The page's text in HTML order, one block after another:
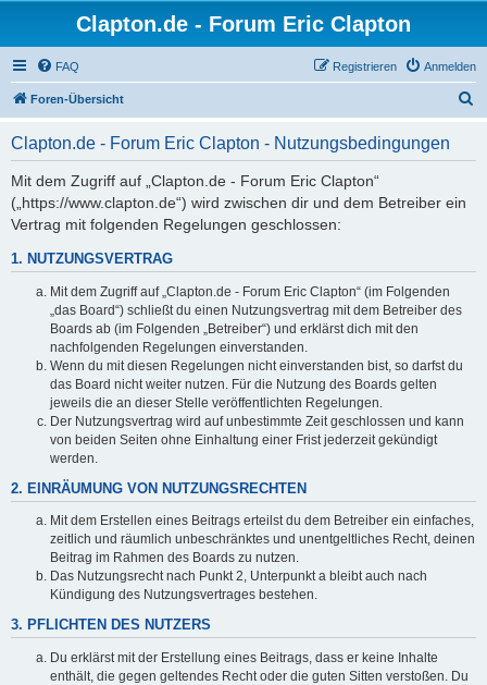
Clapton.de - Forum Eric Clapton
FAQ Anmelden
Registrieren
Foren-Übersicht
Clapton.de - Forum Eric Clapton - Nutzungsbedingungen
Mit dem Zugriff auf „Clapton.de - Forum Eric Clapton“
(„https://www.clapton.de“) wird zwischen dir und dem Betreiber ein
Vertrag mit folgenden Regelungen geschlossen:
1. NUTZUNGSVERTRAG
Mit dem Zugriff auf „Clapton.de - Forum Eric Clapton“ (im Folgenden
„das Board“) schließt du einen Nutzungsvertrag mit dem Betreiber des
Boards ab (im Folgenden „Betreiber“) und erklärst dich mit den
nachfolgenden Regelungen einverstanden.
Wenn du mit diesen Regelungen nicht einverstanden bist, so darfst du
das Board nicht weiter nutzen. Für die Nutzung des Boards gelten
jeweils die an dieser Stelle veröffentlichten Regelungen.
Der Nutzungsvertrag wird auf unbestimmte Zeit geschlossen und kann
von beiden Seiten ohne Einhaltung einer Frist jederzeit gekündigt
werden.
2. EINRÄUMUNG VON NUTZUNGSRECHTEN
Mit dem Erstellen eines Beitrags erteilst du dem Betreiber ein einfaches,
zeitlich und räumlich unbeschränktes und unentgeltliches Recht, deinen
Beitrag im Rahmen des Boards zu nutzen.
Das Nutzungsrecht nach Punkt 2, Unterpunkt a bleibt auch nach
Kündigung des Nutzungsvertrages bestehen.
3. PFLICHTEN DES NUTZERS
Du erklärst mit der Erstellung eines Beitrags, dass er keine Inhalte
enthält, die gegen geltendes Recht oder die guten Sitten verstoßen. Du